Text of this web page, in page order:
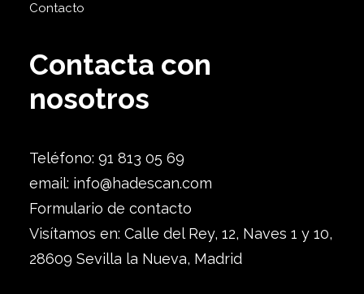
Contacto
Contacta con
nosotros
Teléfono: 91 813 05 69
email: info@hadescan.com
Formulario de contacto
Visítamos en: Calle del Rey, 12, Naves 1 y 10,
28609 Sevilla la Nueva, Madrid